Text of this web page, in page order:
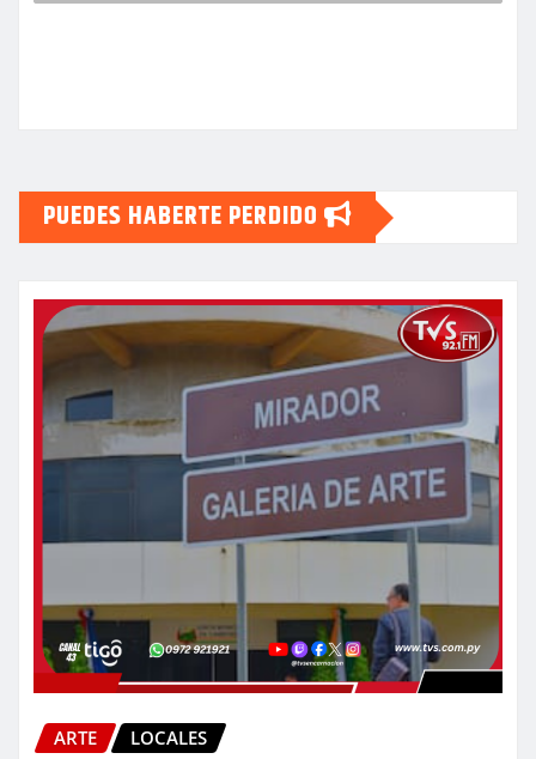
PUEDES HABERTE PERDIDO
ARTE LOCALES